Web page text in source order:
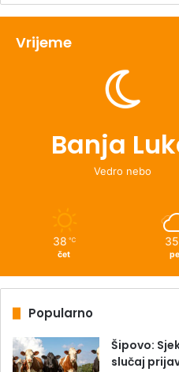
Vrijeme
Banja
Vedro nebo
38 ℃
čet
35
Popularno
Šipovo:
slučaj